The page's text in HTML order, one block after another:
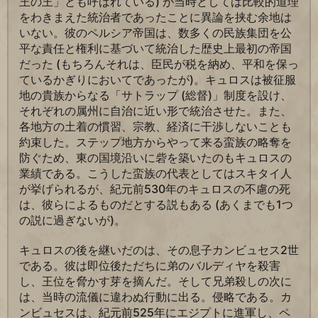
をわきまえた統治者であったことに異論を挟む余地は
いない。彼のペルシア帝国は、数多くの民族集団を公
平な責任と権利に基づいて統治した歴史上最初の帝国
だった (もちろんそれは、臣民が税を納め、平和を保っ
ているかぎりにおいてであったが)。キュロスは被征服
地の貴族からなる「サトラップ (総督)」制度を設け、
それぞれの属州に自治に近い形で統治させた。また、
各地方の土着の慣習、宗教、経済に干渉しないことも
約束した。ステップ地方からやって来る蛮族の略奪を
防ぐため、東の国境沿いに砦を築いたのもキュロスの
業績である。こうした蛮族の代表としてはスキタイ人
が挙げられるが、紀元前530年のキュロスの不慮の死
は、彼らによるものだとする説もある (あくまでも1つ
の説に過ぎないが)。
キュロスの後を継いだのは、その息子カンビュセス2世
である。彼は即位後ただちに弟のバルディヤを殺害
し、王位を脅かす芽を摘んだ。そして兄弟殺しの次に
は、当時の流儀に違わぬ行動に出る。侵略である。カ
ンビュセスは、紀元前525年にエジプトに進軍し、ペ